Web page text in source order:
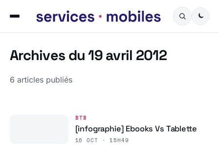
Archives du 19 avril 2012
6 articles publiés
BTB
[infographie] Ebooks Vs Tablette
16 OCT · 15H49